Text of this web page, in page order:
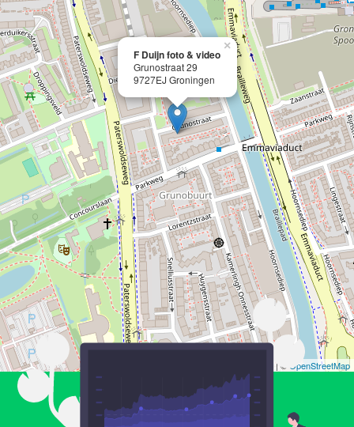
F Duijn foto & video
Grunostraat 29
9727EJ Groningen
×
| © OpenStreetMap